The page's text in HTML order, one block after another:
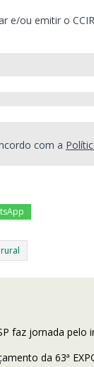
e/ou emitir o
com a
faz jornada
da 63ª